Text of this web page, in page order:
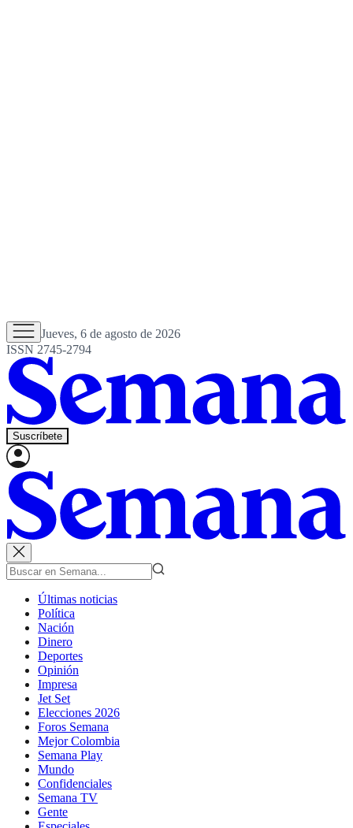
Jueves, 6 de agosto de 2026
ISSN 2745-2794
Suscríbete
Últimas noticias
Política
Nación
Dinero
Deportes
Opinión
Impresa
Jet Set
Elecciones 2026
Foros Semana
Mejor Colombia
Semana Play
Mundo
Confidenciales
Semana TV
Gente